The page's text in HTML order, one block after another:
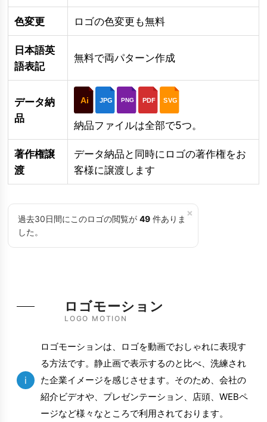
色変更 ロゴの色変更も無料
日本語英
語表記
無料で両パターン作成
データ納
品
Ai JPG PNG PDF SVG
納品ファイルは全部で5つ。
著作権譲
渡
データ納品と同時にロゴの著作権をお
客様に譲渡します
×
過去30日間にこのロゴの閲覧が 49 件ありま
した。
LOGO MOTION
ロゴモーション
i
ロゴモーションは、ロゴを動画でおしゃれに表現す
る方法です。静止画で表示するのと比べ、洗練され
た企業イメージを感じさせます。そのため、会社の
紹介ビデオや、プレゼンテーション、店頭、WEBペ
ージなど様々なところで利用されております。